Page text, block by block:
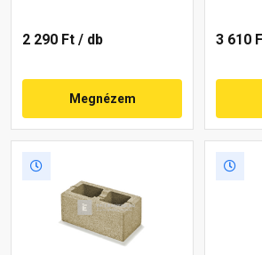
2 290 Ft / db
Megnézem
3 610